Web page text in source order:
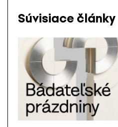
Súvisiace články